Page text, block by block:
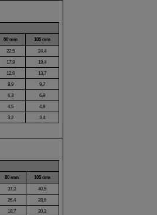
80 mm
105 mm
22,5
24,4
17,9
19,4
12,6
13,7
8,9
9,7
6,3
6,9
4,5
4,8
3,2 3,4
80 mm
105 mm
37,3
40,5
26,4
28,6
18,7
20,3